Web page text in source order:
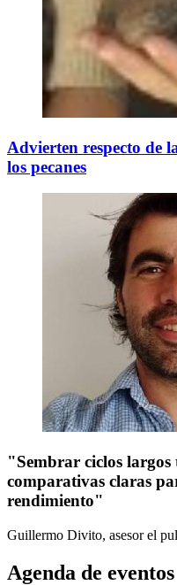
Advierten respecto de
los pecanes
"Sembrar ciclos largos
comparativas claras
rendimiento"
Guillermo Divito, asesor el
Agenda de eventos